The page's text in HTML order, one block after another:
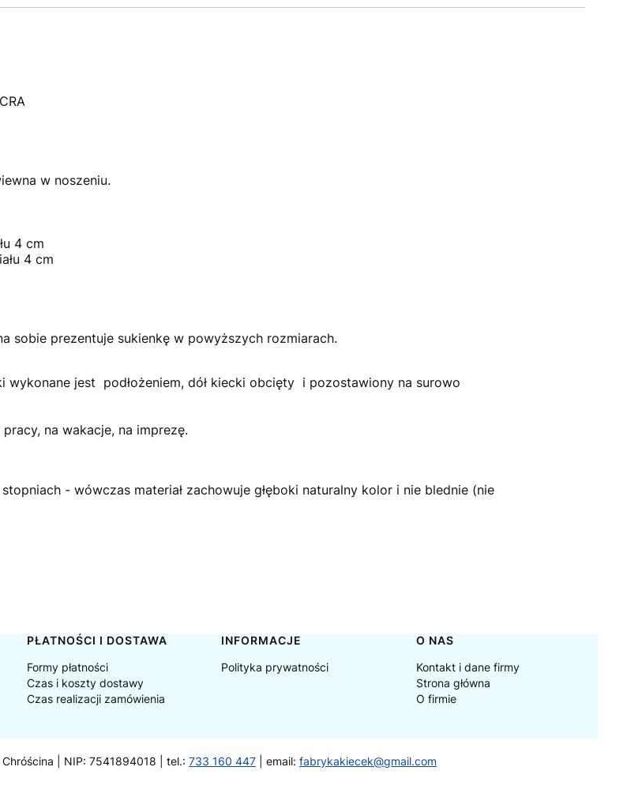
w noszeniu.
4 cm
4 cm
sobie prezentuje sukienkę w powyższych rozmiarach.
wykonane jest podłożeniem, dół kiecki obcięty i pozostawiony na surowo
na wakacje, na imprezę.
- wówczas materiał zachowuje głęboki naturalny kolor i nie blednie (nie
PŁATNOŚCI I DOSTAWA
Formy płatności
Czas i koszty dostawy
Czas realizacji zamówienia
INFORMACJE
Polityka prywatności
O NAS
Kontakt i dane firmy
Strona główna
O firmie
| NIP: 7541894018 | tel.: 733 160 447 | email: fabrykakiecek@gmail.com